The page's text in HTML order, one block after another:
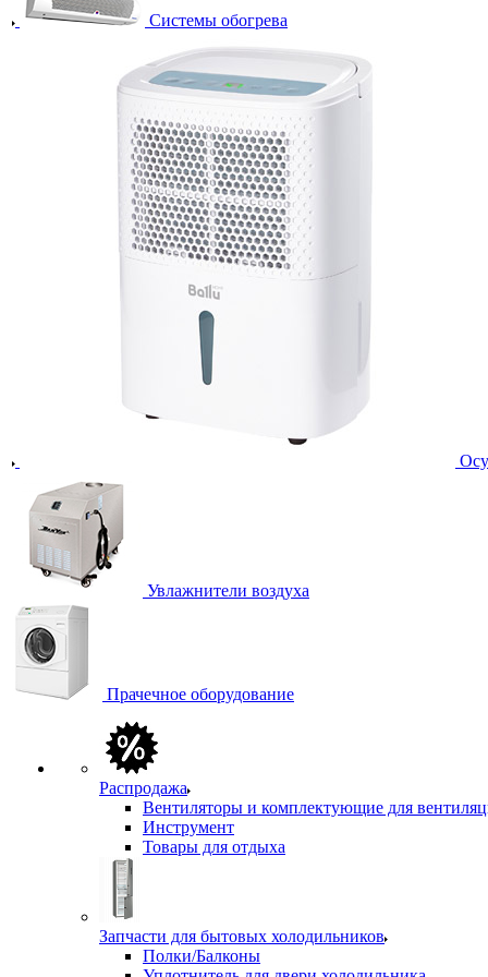
Системы обогрева
Увлажнители воздуха
Прачечное оборудование
Распродажа
Вентиляторы и комплектующие для
Инструмент
Товары для отдыха
Запчасти для бытовых холодильников
Полки/Балконы